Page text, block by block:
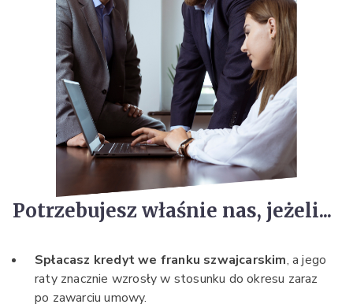
Potrzebujesz właśnie nas, jeżeli...
Spłacasz kredyt we franku szwajcarskim, a jego
raty znacznie wzrosły w stosunku do okresu zaraz
po zawarciu umowy.